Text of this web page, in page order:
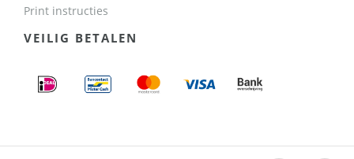
Print instructies
VEILIG BETALEN